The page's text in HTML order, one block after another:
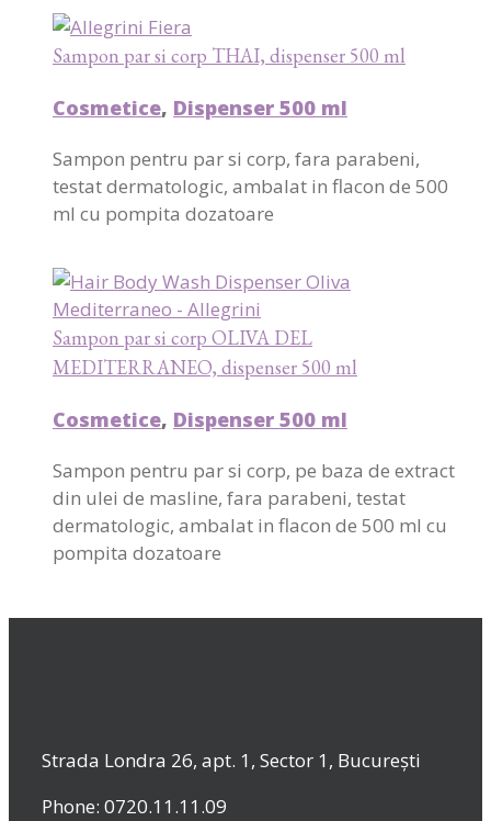
Sampon par si corp THAI, dispenser 500 ml
Cosmetice, Dispenser 500 ml
Sampon pentru par si corp, fara parabeni,
testat dermatologic, ambalat in flacon de 500
ml cu pompita dozatoare
Sampon par si corp OLIVA DEL
MEDITERRANEO, dispenser 500 ml
Cosmetice, Dispenser 500 ml
Sampon pentru par si corp, pe baza de extract
din ulei de masline, fara parabeni, testat
dermatologic, ambalat in flacon de 500 ml cu
pompita dozatoare
Strada Londra 26, apt. 1, Sector 1, București
Phone: 0720.11.11.09